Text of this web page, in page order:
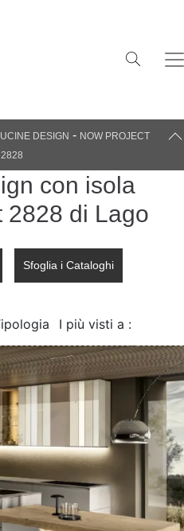
DESIGN - NOW PROJECT
2828
con isola
2828 di Lago
Sfoglia i Cataloghi
I più visti a :